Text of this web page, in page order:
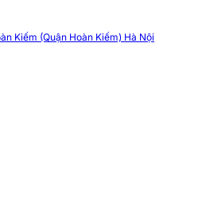
Kiếm (Quận Hoàn Kiếm) Hà Nội